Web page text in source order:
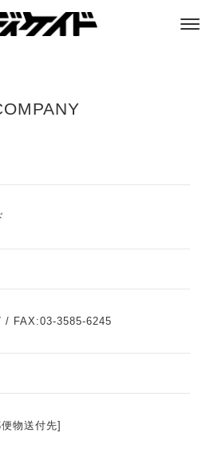
/ FAX:03-3585-6245
物送付先]